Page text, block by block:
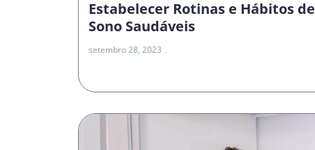
Estabelecer Rotinas e Hábitos de
Sono Saudáveis
setembro 28, 2023